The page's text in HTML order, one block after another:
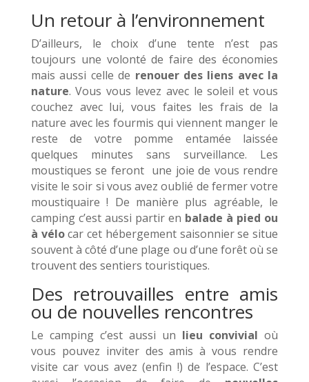
Un retour à l’environnement
D’ailleurs, le choix d’une tente n’est pas
toujours une volonté de faire des économies
mais aussi celle de renouer des liens avec la
nature. Vous vous levez avec le soleil et vous
couchez avec lui, vous faites les frais de la
nature avec les fourmis qui viennent manger le
reste de votre pomme entamée laissée
quelques minutes sans surveillance. Les
moustiques se feront une joie de vous rendre
visite le soir si vous avez oublié de fermer votre
moustiquaire ! De manière plus agréable, le
camping c’est aussi partir en balade à pied ou
à vélocar cet hébergement saisonnier se situe
souvent à côté d’une plage ou d’une forêt où se
trouvent des sentiers touristiques.
Des retrouvailles entre amis
ou de nouvelles rencontres
Le camping c’est aussi un lieu convivial où
vous pouvez inviter des amis à vous rendre
visite car vous avez (enfin !) de l’espace. C’est